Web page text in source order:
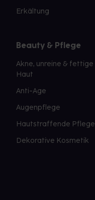
Erkältung
Beauty & Pflege
Akne, unreine & fettige
Haut
Anti-Age
Augenpflege
Hautstraffende Pflege
Dekorative Kosmetik